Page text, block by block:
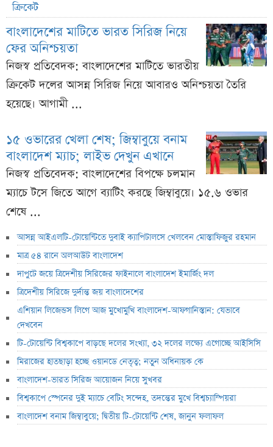
ক্রিকেট
বাংলাদেশের মাটিতে ভারত সিরিজ নিয়ে
ফের অনিশ্চয়তা
নিজস্ব প্রতিবেদক: বাংলাদেশের মাটিতে ভারতীয়
ক্রিকেট দলের আসন্ন সিরিজ নিয়ে আবারও অনিশ্চয়তা তৈরি
হয়েছে। আগামী ...
১৫ ওভারের খেলা শেষ; জিম্বাবুয়ে বনাম
বাংলাদেশ ম্যাচ; লাইভ দেখুন এখানে
নিজস্ব প্রতিবেদক: বাংলাদেশের বিপক্ষে চলমান
ম্যাচে টসে জিতে আগে ব্যাটিং করছে জিম্বাবুয়ে। ১৫.৬ ওভার
শেষে ...
আসন্ন আইএলটি-টোয়েন্টিতে দুবাই ক্যাপিটালসে খেলবেন মোস্তাফিজুর রহমান
মাত্র ৫৪ রানে অলআউট বাংলাদেশ
দাপুটে জয়ে ত্রিদেশীয় সিরিজের ফাইনালে বাংলাদেশ ইমার্জিং দল
ত্রিদেশীয় সিরিজে দুর্দান্ত জয় বাংলাদেশের
এশিয়ান লিজেন্ডস লিগে আজ মুখোমুখি বাংলাদেশ-আফগানিস্তান: যেভাবে
দেখবেন
টি-টোয়েন্টি বিশ্বকাপে বাড়ছে দলের সংখ্যা, ৩২ দলের লক্ষ্যে এগোচ্ছে আইসিসি
মিরাজের হাতছাড়া হচ্ছে ওয়ানডে নেতৃত্ব; নতুন অধিনায়ক কে
বাংলাদেশ-ভারত সিরিজ আয়োজন নিয়ে সুখবর
বিশ্বকাপে স্পেনের দুই ম্যাচে বেটিং সন্দেহ, তদন্তের মুখে বিশ্বচ্যাম্পিয়রা
বাংলাদেশ বনাম জিম্বাবুয়ে; দ্বিতীয় টি-টোয়েন্টি শেষ, জানুন ফলাফল